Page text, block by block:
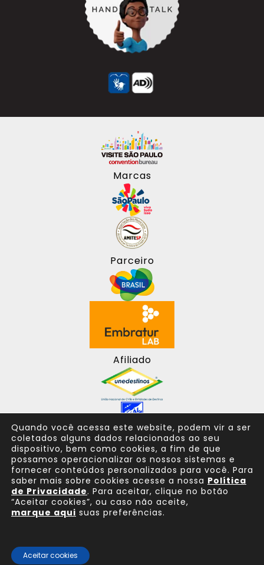
Marcas
Parceiro
Afiliado
© 2025 Todos os direitos reservados
Quando você acessa este website, podem vir a ser
coletados alguns dados relacionados ao seu
dispositivo, bem como cookies, a fim de que
possamos operacionalizar os nossos sistemas e
fornecer conteúdos personalizados para você. Para
saber mais sobre cookies acesse a nossa Política
de Privacidade. Para aceitar, clique no botão
“Aceitar cookies”, ou caso não aceite,
marque aqui suas preferências.
Aceitar cookies